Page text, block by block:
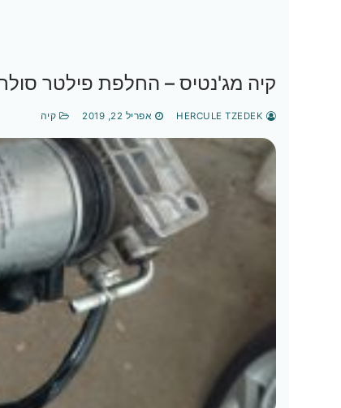
קיה מג'נטיס – החלפת פילטר
אפריל 22, 2019 קיה